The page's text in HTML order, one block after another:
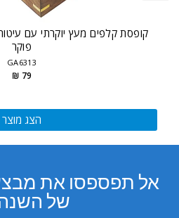
פוקר
GA6313
79 ₪
הצג מוצר
אל תפספסו את
של